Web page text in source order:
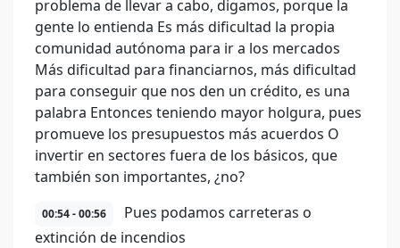
problema de llevar a cabo, digamos, porque la
gente lo entienda Es más dificultad la propia
comunidad autónoma para ir a los mercados
Más dificultad para financiarnos, más dificultad
para conseguir que nos den un crédito, es una
palabra Entonces teniendo mayor holgura, pues
promueve los presupuestos más acuerdos O
invertir en sectores fuera de los básicos, que
también son importantes, ¿no?
00:54 - 00:56
Pues podamos carreteras o
extinción de incendios